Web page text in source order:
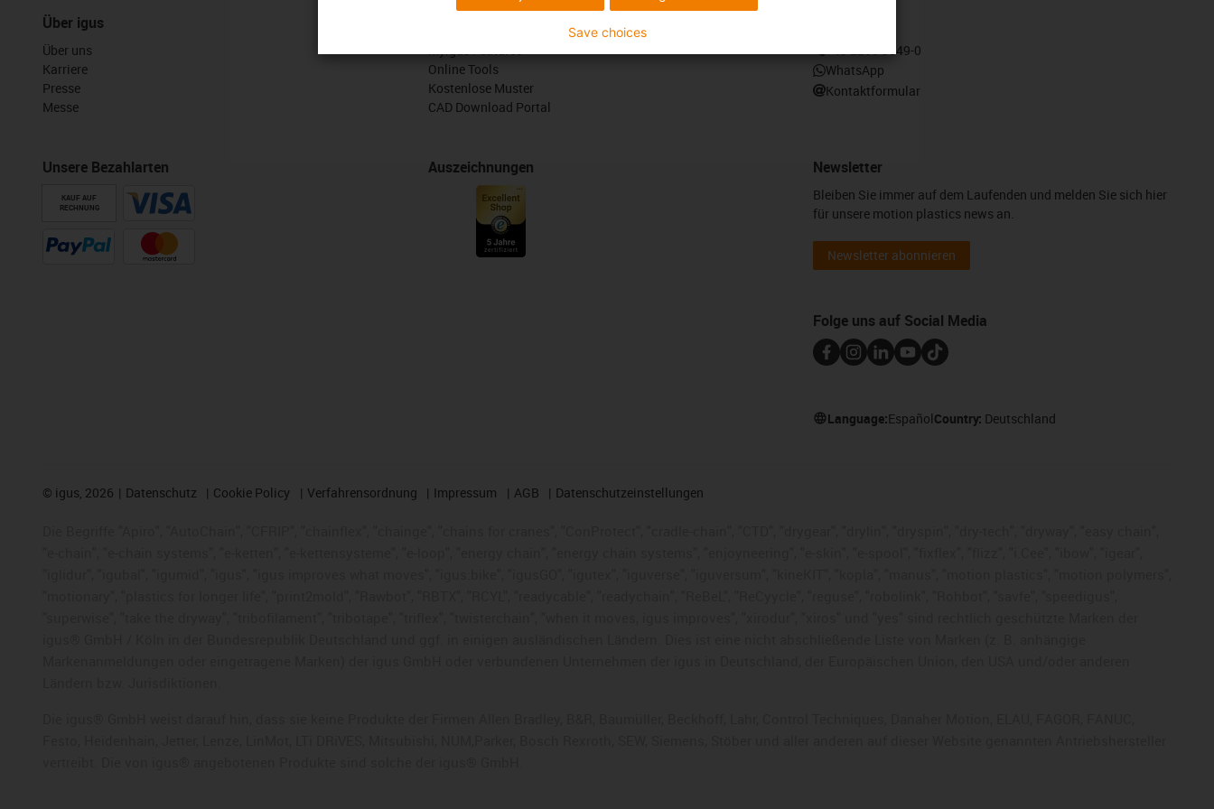
Über igus
Über uns
Karriere
Presse
Messe
Unsere Bezahlarten
KAUF AUF
RECHNUNG
myigus Features
Online Tools
Kostenlose Muster
CAD Download Portal
Auszeichnungen
+49 2203 9649-0
WhatsApp
Kontaktformular
Newsletter
Bleiben Sie immer auf dem Laufenden und melden Sie sich hier
für unsere motion plastics news an.
Newsletter abonnieren
Folge uns auf Social Media
Language:EspañolCountry: Deutschland
© igus, 2026 Datenschutz Cookie Policy Verfahrensordnung Impressum AGB Datenschutzeinstellungen
Save choices